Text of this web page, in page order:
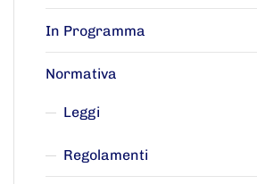
In Programma
Normativa
Leggi
Regolamenti